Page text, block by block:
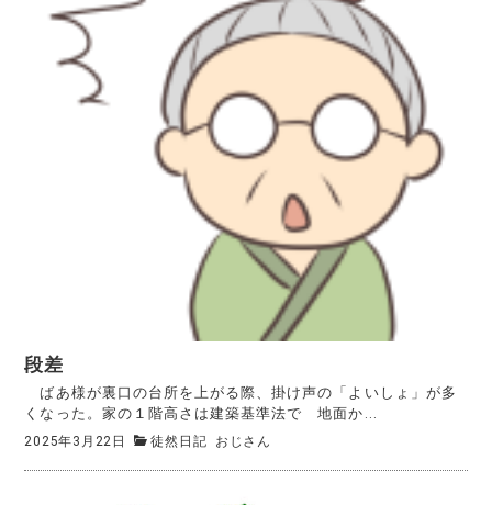
段差
ばあ様が裏口の台所を上がる際、掛け声の「よいしょ」が多
くなった。家の１階高さは建築基準法で 地面か...
2025年3月22日 徒然日記 おじさん